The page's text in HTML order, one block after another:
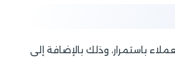
باستمرار، وذلك بالإضافة إلى